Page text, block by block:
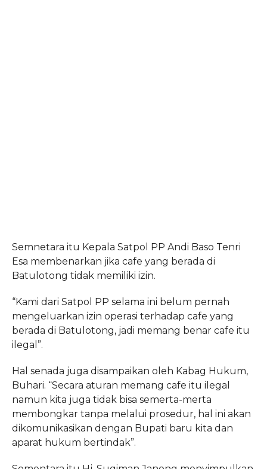
Semnetara itu Kepala Satpol PP Andi Baso Tenri
Esa membenarkan jika cafe yang berada di
Batulotong tidak memiliki izin.
“Kami dari Satpol PP selama ini belum pernah
mengeluarkan izin operasi terhadap cafe yang
berada di Batulotong, jadi memang benar cafe itu
ilegal”.
Hal senada juga disampaikan oleh Kabag Hukum,
Buhari. “Secara aturan memang cafe itu ilegal
namun kita juga tidak bisa semerta-merta
membongkar tanpa melalui prosedur, hal ini akan
dikomunikasikan dengan Bupati baru kita dan
aparat hukum bertindak”.